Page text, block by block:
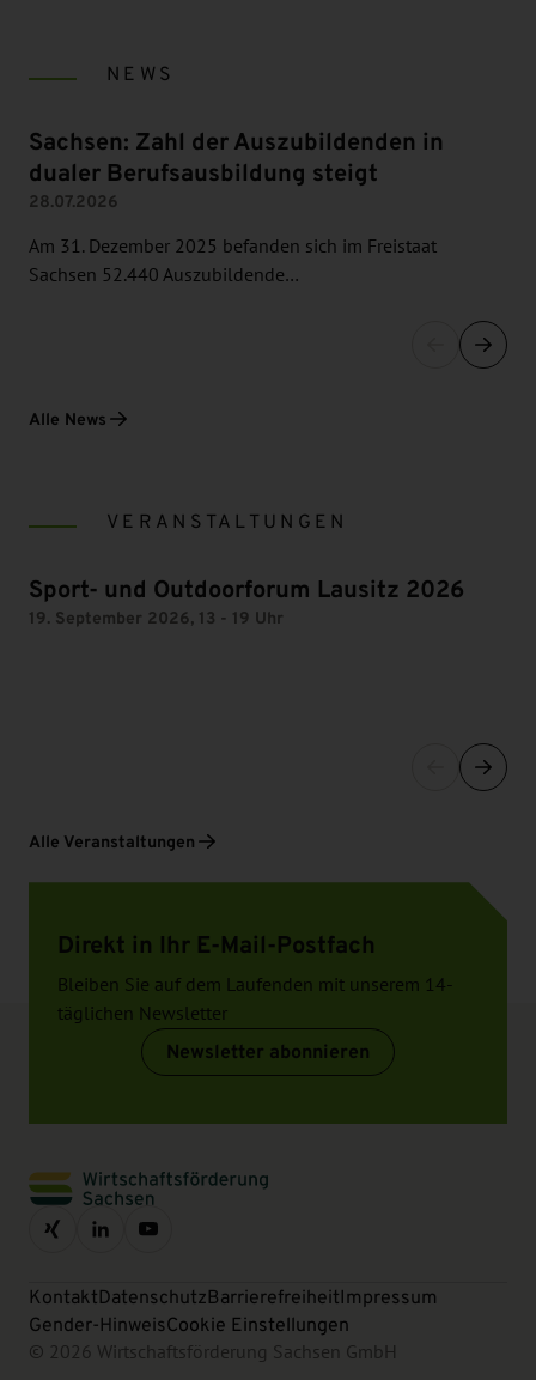
NEWS
Sachsen: Zahl der Auszubildenden in
dualer Berufsausbildung steigt
28.07.2026
Am 31. Dezember 2025 befanden sich im Freistaat
Sachsen 52.440 Auszubildende…
Alle News
VERANSTALTUNGEN
Sport- und Outdoorforum Lausitz 2026
19. September 2026, 13 - 19 Uhr
Alle Veranstaltungen
Direkt in Ihr E-Mail-Postfach
Bleiben Sie auf dem Laufenden mit unserem 14-
täglichen Newsletter
Newsletter abonnieren
KontaktDatenschutzBarrierefreiheitImpressum
Gender-HinweisCookie Einstellungen
© 2026 Wirtschaftsförderung Sachsen GmbH